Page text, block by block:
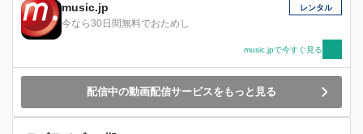
music.jp
今なら30日間無料でおためし
レンタル
music.jpで今すぐ見る
配信中の動画配信サービスをもっと見る